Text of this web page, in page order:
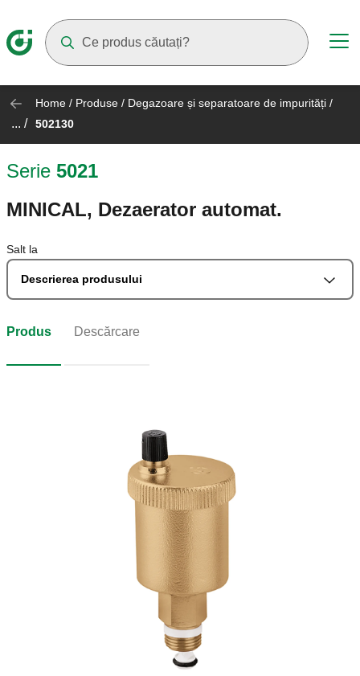
Home / Produse / Degazoare și separatoare de impurități /
... / 502130
Serie 5021
MINICAL, Dezaerator automat.
Salt la
Descrierea produsului
Produs Descărcare